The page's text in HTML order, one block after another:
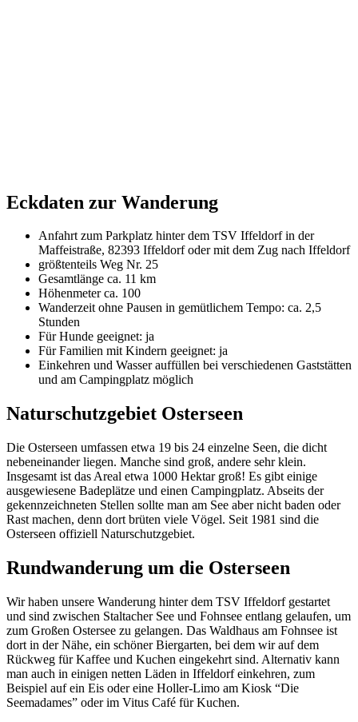
Eckdaten zur Wanderung
Anfahrt zum Parkplatz hinter dem TSV Iffeldorf in der
Maffeistraße, 82393 Iffeldorf oder mit dem Zug nach Iffeldorf
größtenteils Weg Nr. 25
Gesamtlänge ca. 11 km
Höhenmeter ca. 100
Wanderzeit ohne Pausen in gemütlichem Tempo: ca. 2,5
Stunden
Für Hunde geeignet: ja
Für Familien mit Kindern geeignet: ja
Einkehren und Wasser auffüllen bei verschiedenen Gaststätten
und am Campingplatz möglich
Naturschutzgebiet Osterseen
Die Osterseen umfassen etwa 19 bis 24 einzelne Seen, die dicht
nebeneinander liegen. Manche sind groß, andere sehr klein.
Insgesamt ist das Areal etwa 1000 Hektar groß! Es gibt einige
ausgewiesene Badeplätze und einen Campingplatz. Abseits der
gekennzeichneten Stellen sollte man am See aber nicht baden oder
Rast machen, denn dort brüten viele Vögel. Seit 1981 sind die
Osterseen offiziell Naturschutzgebiet.
Rundwanderung um die Osterseen
Wir haben unsere Wanderung hinter dem TSV Iffeldorf gestartet
und sind zwischen Staltacher See und Fohnsee entlang gelaufen, um
zum Großen Ostersee zu gelangen. Das Waldhaus am Fohnsee ist
dort in der Nähe, ein schöner Biergarten, bei dem wir auf dem
Rückweg für Kaffee und Kuchen eingekehrt sind. Alternativ kann
man auch in einigen netten Läden in Iffeldorf einkehren, zum
Beispiel auf ein Eis oder eine Holler-Limo am Kiosk “Die
Seemadames” oder im Vitus Café für Kuchen.